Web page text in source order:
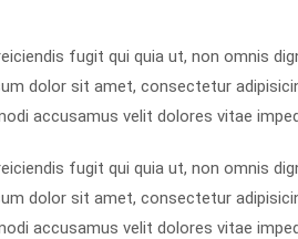
fugit qui quia ut, non omnis
dolor sit amet, consectetur
accusamus velit dolores vitae
fugit qui quia ut, non omnis
dolor sit amet, consectetur
accusamus velit dolores vitae